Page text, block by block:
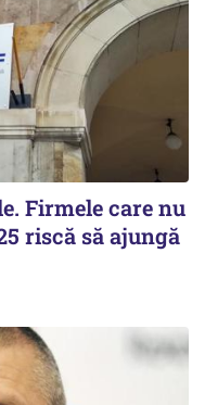
Firmele care nu
riscă să ajungă